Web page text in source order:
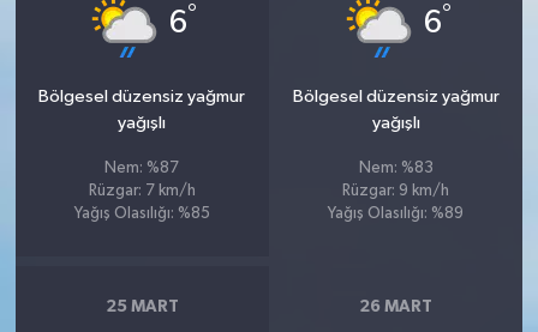
6°
Bölgesel düzensiz yağmur
yağışlı
Nem: %87
Rüzgar: 7 km/h
Yağış Olasılığı: %85
6°
Bölgesel düzensiz yağmur
yağışlı
Nem: %83
Rüzgar: 9 km/h
Yağış Olasılığı: %89
25 MART 26 MART